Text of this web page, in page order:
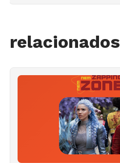
relacionados